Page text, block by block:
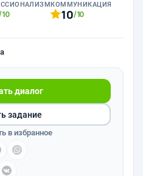
КОММУНИКАЦИЯ
10/10
диалог
задание
в избранное